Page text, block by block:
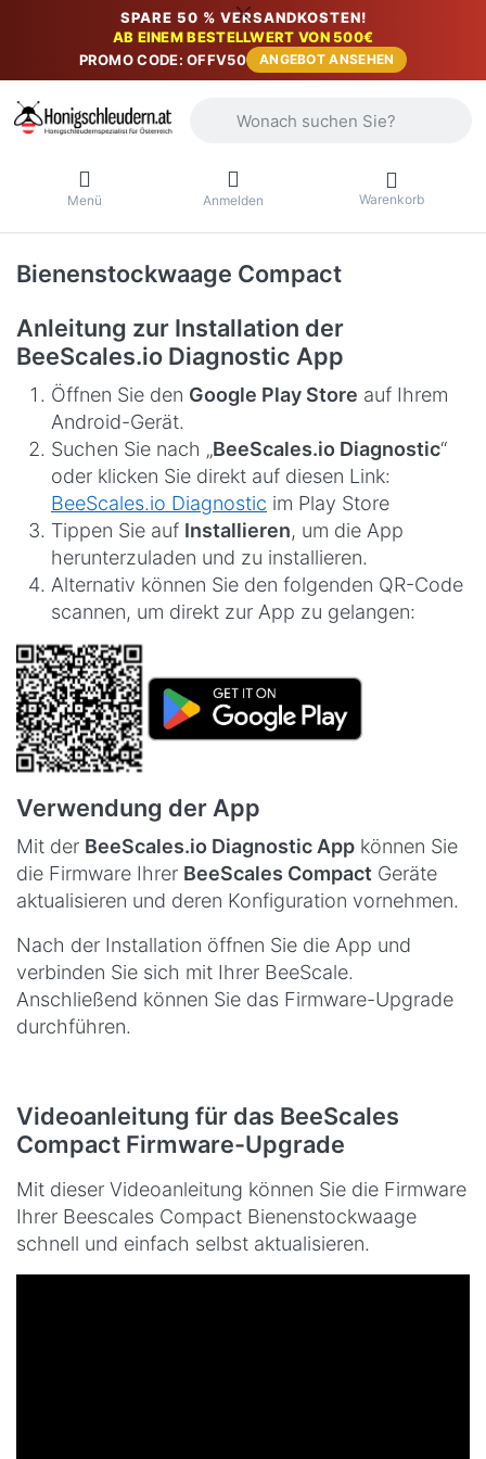
SPARE 50 % VERSANDKOSTEN!
AB EINEM BESTELLWERT VON 500€
PROMO CODE: OFFV50
ANGEBOT ANSEHEN
Menü Anmelden Warenkorb
Bienenstockwaage Compact
Anleitung zur Installation der
BeeScales.io Diagnostic App
Öffnen Sie den Google Play Store auf Ihrem
Android-Gerät.
Suchen Sie nach „BeeScales.io Diagnostic“
oder klicken Sie direkt auf diesen Link:
BeeScales.io Diagnostic im Play Store
Tippen Sie auf Installieren, um die App
herunterzuladen und zu installieren.
Alternativ können Sie den folgenden QR-Code
scannen, um direkt zur App zu gelangen:
Verwendung der App
Mit der BeeScales.io Diagnostic App können Sie
die Firmware Ihrer BeeScales Compact Geräte
aktualisieren und deren Konfiguration vornehmen.
Nach der Installation öffnen Sie die App und
verbinden Sie sich mit Ihrer BeeScale.
Anschließend können Sie das Firmware-Upgrade
durchführen.
Videoanleitung für das BeeScales
Compact Firmware-Upgrade
Mit dieser Videoanleitung können Sie die Firmware
Ihrer Beescales Compact Bienenstockwaage
schnell und einfach selbst aktualisieren.